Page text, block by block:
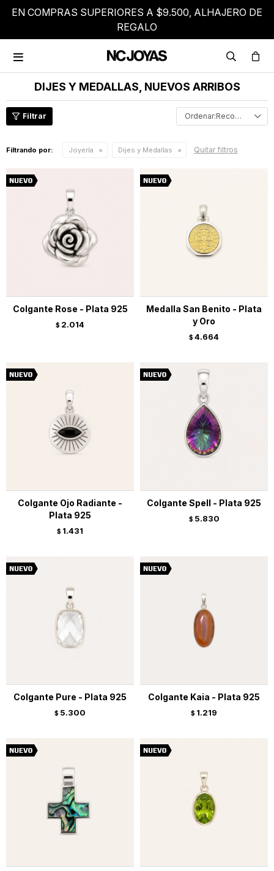
EN COMPRAS SUPERIORES A $9.500, ALHAJERO DE
REGALO

DIJES Y MEDALLAS, NUEVOS ARRIBOS
Recomendados
Filtrando por: Joyería Dijes y Medallas Quitar filtros
Colgante Rose - Plata 925
$ 2.014
Medalla San Benito - Plata
y Oro
$ 4.664
Colgante Ojo Radiante -
Plata 925
$ 1.431
Colgante Spell - Plata 925
$ 5.830
Colgante Pure - Plata 925
$ 5.300
Colgante Kaia - Plata 925
$ 1.219